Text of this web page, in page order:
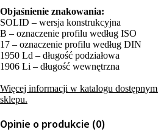
Objaśnienie znakowania:
SOLID – wersja konstrukcyjna
B – oznaczenie profilu według ISO
17 – oznaczenie profilu według DIN
1950 Ld – długość podziałowa
1906 Li – długość wewnętrzna
Więcej informacji w katalogu
sklepu.
Opinie o produkcie (0)